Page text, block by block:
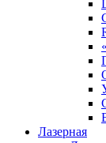
Лазерная